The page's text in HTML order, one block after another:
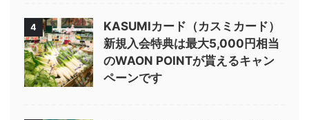
4
KASUMIカード（カスミカード）
新規入会特典は最大5,000円相当
のWAON POINTが貰えるキャン
ペーンです